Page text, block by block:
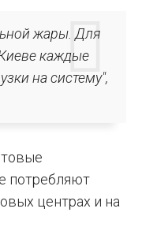
жары. Для
каждые
на систему",
потребляют
центрах и на